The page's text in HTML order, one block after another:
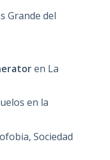
Grande del
en La
en la
Sociedad